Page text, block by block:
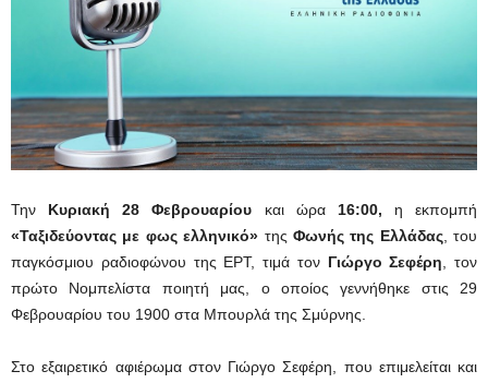
Την Κυριακή 28 Φεβρουαρίου και ώρα 16:00, η εκπομπή
«Ταξιδεύοντας με φως ελληνικό» της Φωνής της Ελλάδας, του
παγκόσμιου ραδιοφώνου της ΕΡΤ, τιμά τονΓιώργο Σεφέρη, τον
πρώτο Νομπελίστα ποιητή μας, ο οποίος γεννήθηκε στις 29
Φεβρουαρίου του 1900 στα Μπουρλά της Σμύρνης.
Στο εξαιρετικό αφιέρωμα στον Γιώργο Σεφέρη, που επιμελείται και